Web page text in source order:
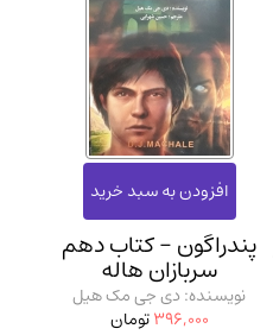
پندراگون - کتاب دهم
سربازان هاله
نویسنده: دی جی مک هیل
396,000تومان